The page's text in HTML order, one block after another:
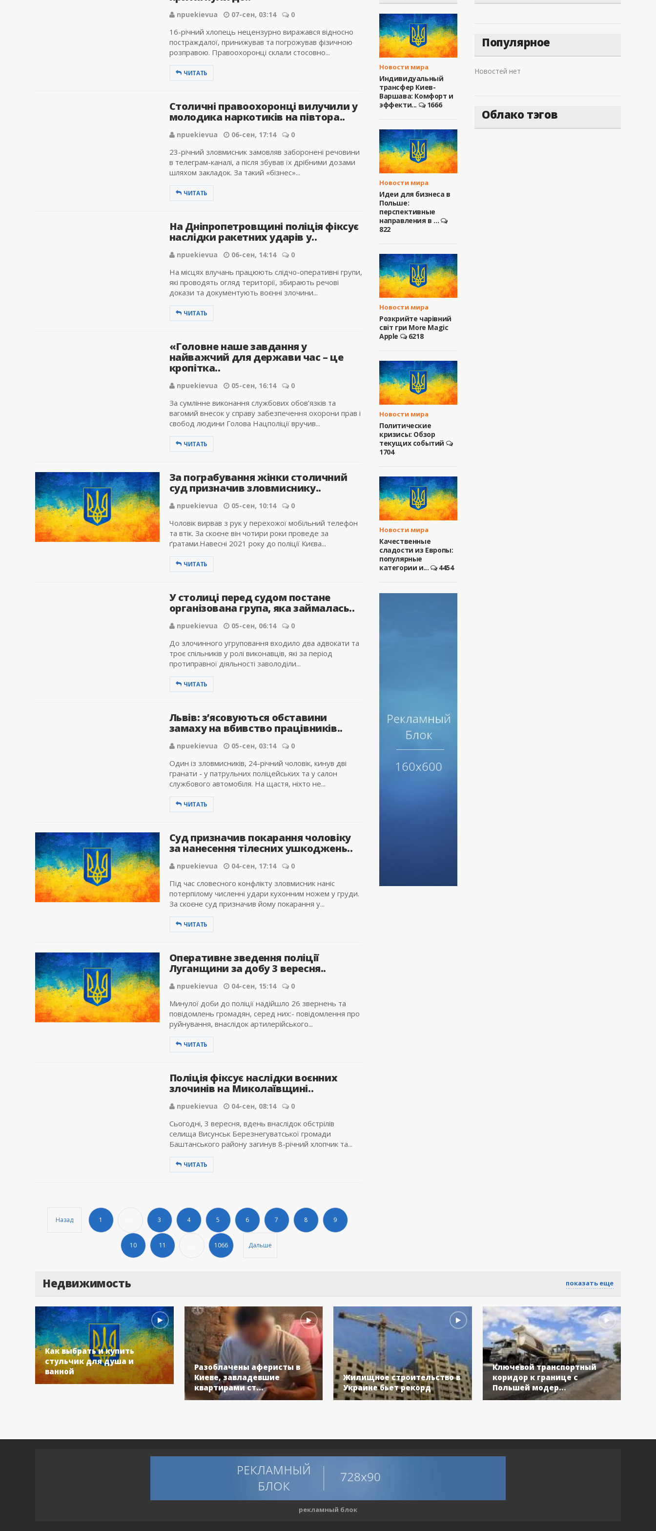
npuekievua 07-сен, 03:14 0
16-річний хлопець нецензурно виражався відносно
постраждалої, принижував та погрожував фізичною
розправою. Правоохоронці склали стосовно...
ЧИТАТЬ
Столичні правоохоронці вилучили у
молодика наркотиків на півтора..
npuekievua 06-сен, 17:14 0
23-річний зловмисник замовляв заборонені речовини
в телеграм-каналі, а після збував їх дрібними дозами
шляхом закладок. За такий «бізнес»...
ЧИТАТЬ
На Дніпропетровщині поліція фіксує
наслідки ракетних ударів у..
npuekievua 06-сен, 14:14 0
На місцях влучань працюють слідчо-оперативні групи,
які проводять огляд території, збирають речові
докази та документують воєнні злочини...
ЧИТАТЬ
«Головне наше завдання у
найважчий для держави час – це
кропітка..
npuekievua 05-сен, 16:14 0
За сумлінне виконання службових обов’язків та
вагомий внесок у справу забезпечення охорони прав і
свобод людини Голова Нацполіції вручив...
ЧИТАТЬ
За пограбування жінки столичний
суд призначив зловмиснику..
npuekievua 05-сен, 10:14 0
Чоловік вирвав з рук у перехожої мобільний телефон
та втік. За скоєне він чотири роки проведе за
ґратами.Навесні 2021 року до поліції Києва...
ЧИТАТЬ
У столиці перед судом постане
організована група, яка займалась..
npuekievua 05-сен, 06:14 0
До злочинного угруповання входило два адвокати та
троє спільників у ролі виконавців, які за період
протиправної діяльності заволоділи...
ЧИТАТЬ
Львів: з’ясовуються обставини
замаху на вбивство працівників..
npuekievua 05-сен, 03:14 0
Один із зловмисників, 24-річний чоловік, кинув дві
гранати - у патрульних поліцейських та у салон
службового автомобіля. На щастя, ніхто не...
ЧИТАТЬ
Суд призначив покарання чоловіку
за нанесення тілесних ушкоджень..
npuekievua 04-сен, 17:14 0
Під час словесного конфлікту зловмисник наніс
потерпілому численні удари кухонним ножем у груди.
За скоєне суд призначив йому покарання у...
ЧИТАТЬ
Оперативне зведення поліції
Луганщини за добу 3 вересня..
npuekievua 04-сен, 15:14 0
Минулої доби до поліції надійшло 26 звернень та
повідомлень громадян, серед них:- повідомлення про
руйнування, внаслідок артилерійського...
ЧИТАТЬ
Поліція фіксує наслідки воєнних
злочинів на Миколаївщині..
npuekievua 04-сен, 08:14 0
Сьогодні, 3 вересня, вдень внаслідок обстрілів
селища Висунськ Березнегуватської громади
Баштанського району загинув 8-річний хлопчик та...
ЧИТАТЬ
Назад 1 3 4 5 6 7 8 9
10 11 1066 Дальше
Новости мира
Индивидуальный
трансфер Киев-
Варшава: Комфорт и
эффекти...
1666
Новости мира
Идеи для бизнеса в
Польше:
перспективные
направления в ...
822
Новости мира
Розкрийте чарівний
світ гри More Magic
Apple
6218
Новости мира
Политические
кризисы: Обзор
текущих событий
1704
Новости мира
Качественные
сладости из Европы:
популярные
категории и...
4454
Популярное
Новостей нет
Облако тэгов
Недвижимость показать еще
Как выбрать и купить
стульчик для душа и
ванной
Разоблачены аферисты в
Киеве, завладевшие
квартирами ст...
Жилищное строительство в
Украине бьет рекорд
Ключевой транспортный
коридор к границе с
Польшей модер...
рекламный блок